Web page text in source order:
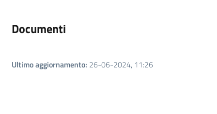
Documenti
Ultimo aggiornamento: 26-06-2024, 11:26